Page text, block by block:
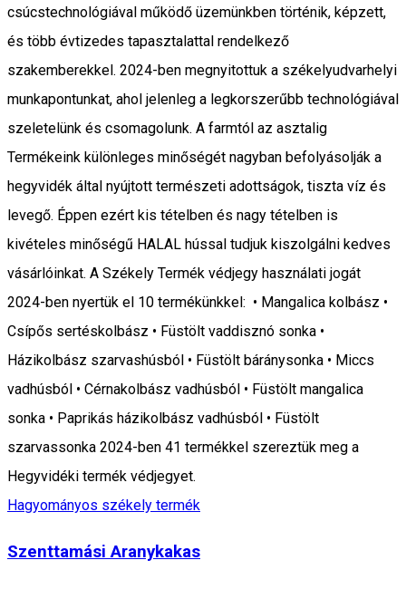
csúcstechnológiával működő üzemünkben történik, képzett,
és több évtizedes tapasztalattal rendelkező
szakemberekkel. 2024-ben megnyitottuk a székelyudvarhelyi
munkapontunkat, ahol jelenleg a legkorszerűbb technológiával
szeletelünk és csomagolunk. A farmtól az asztalig
Termékeink különleges minőségét nagyban befolyásolják a
hegyvidék által nyújtott természeti adottságok, tiszta víz és
levegő. Éppen ezért kis tételben és nagy tételben is
kivételes minőségű HALAL hússal tudjuk kiszolgálni kedves
vásárlóinkat. A Székely Termék védjegy használati jogát
2024-ben nyertük el 10 termékünkkel: • Mangalica kolbász •
Csípős sertéskolbász • Füstölt vaddisznó sonka •
Házikolbász szarvashúsból • Füstölt báránysonka • Miccs
vadhúsból • Cérnakolbász vadhúsból • Füstölt mangalica
sonka • Paprikás házikolbász vadhúsból • Füstölt
szarvassonka 2024-ben 41 termékkel szereztük meg a
Hegyvidéki termék védjegyet.
Hagyományos székely termék
Szenttamási Aranykakas